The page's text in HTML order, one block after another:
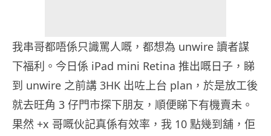
我串哥都唔係只識罵人嘅，都想為 unwire 讀者謀
下福利。今日係 iPad mini Retina 推出嘅日子，睇
到 unwire 之前講 3HK 出咗上台 plan，於是放工後
就去旺角 3 仔門市探下朋友，順便睇下有機賣未。
果然 +x 哥嘅伙記真係有效率，我 10 點幾到舖，佢